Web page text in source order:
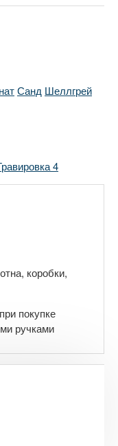
Санд Шеллгрей
4
коробки,
покупке
ручками